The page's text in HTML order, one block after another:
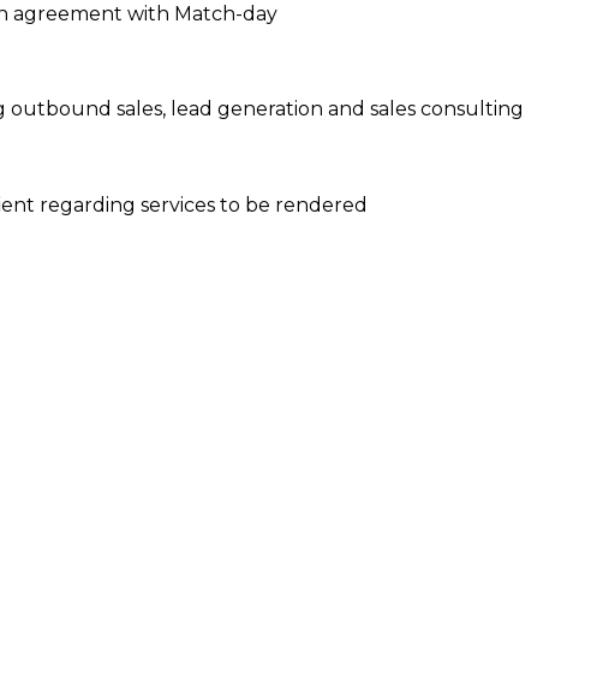
agreement with Match-day
sales, lead generation and sales consulting
regarding services to be rendered